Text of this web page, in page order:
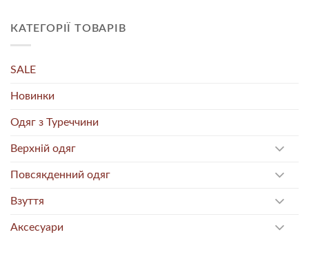
КАТЕГОРІЇ ТОВАРІВ
SALE
Новинки
Одяг з Туреччини
Верхній одяг
Повсякденний одяг
Взуття
Аксесуари